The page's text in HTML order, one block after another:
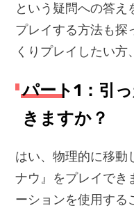
という疑問への答
プレイする方法も探
くりプレイしたい方
パート1：引
きますか？
はい、物理的に移動
ナウ』をプレイでき
ーションを使用する